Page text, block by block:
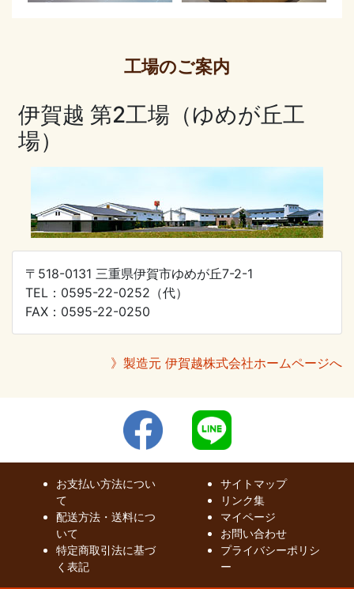
工場のご案内
伊賀越 第2工場（ゆめが丘工
場）
〒518-0131 三重県伊賀市ゆめが丘7-2-1
TEL：0595-22-0252（代）
FAX：0595-22-0250
》製造元 伊賀越株式会社ホームページへ
お支払い方法につい
て
配送方法・送料につ
いて
特定商取引法に基づ
く表記
サイトマップ
リンク集
マイページ
お問い合わせ
プライバシーポリシ
ー